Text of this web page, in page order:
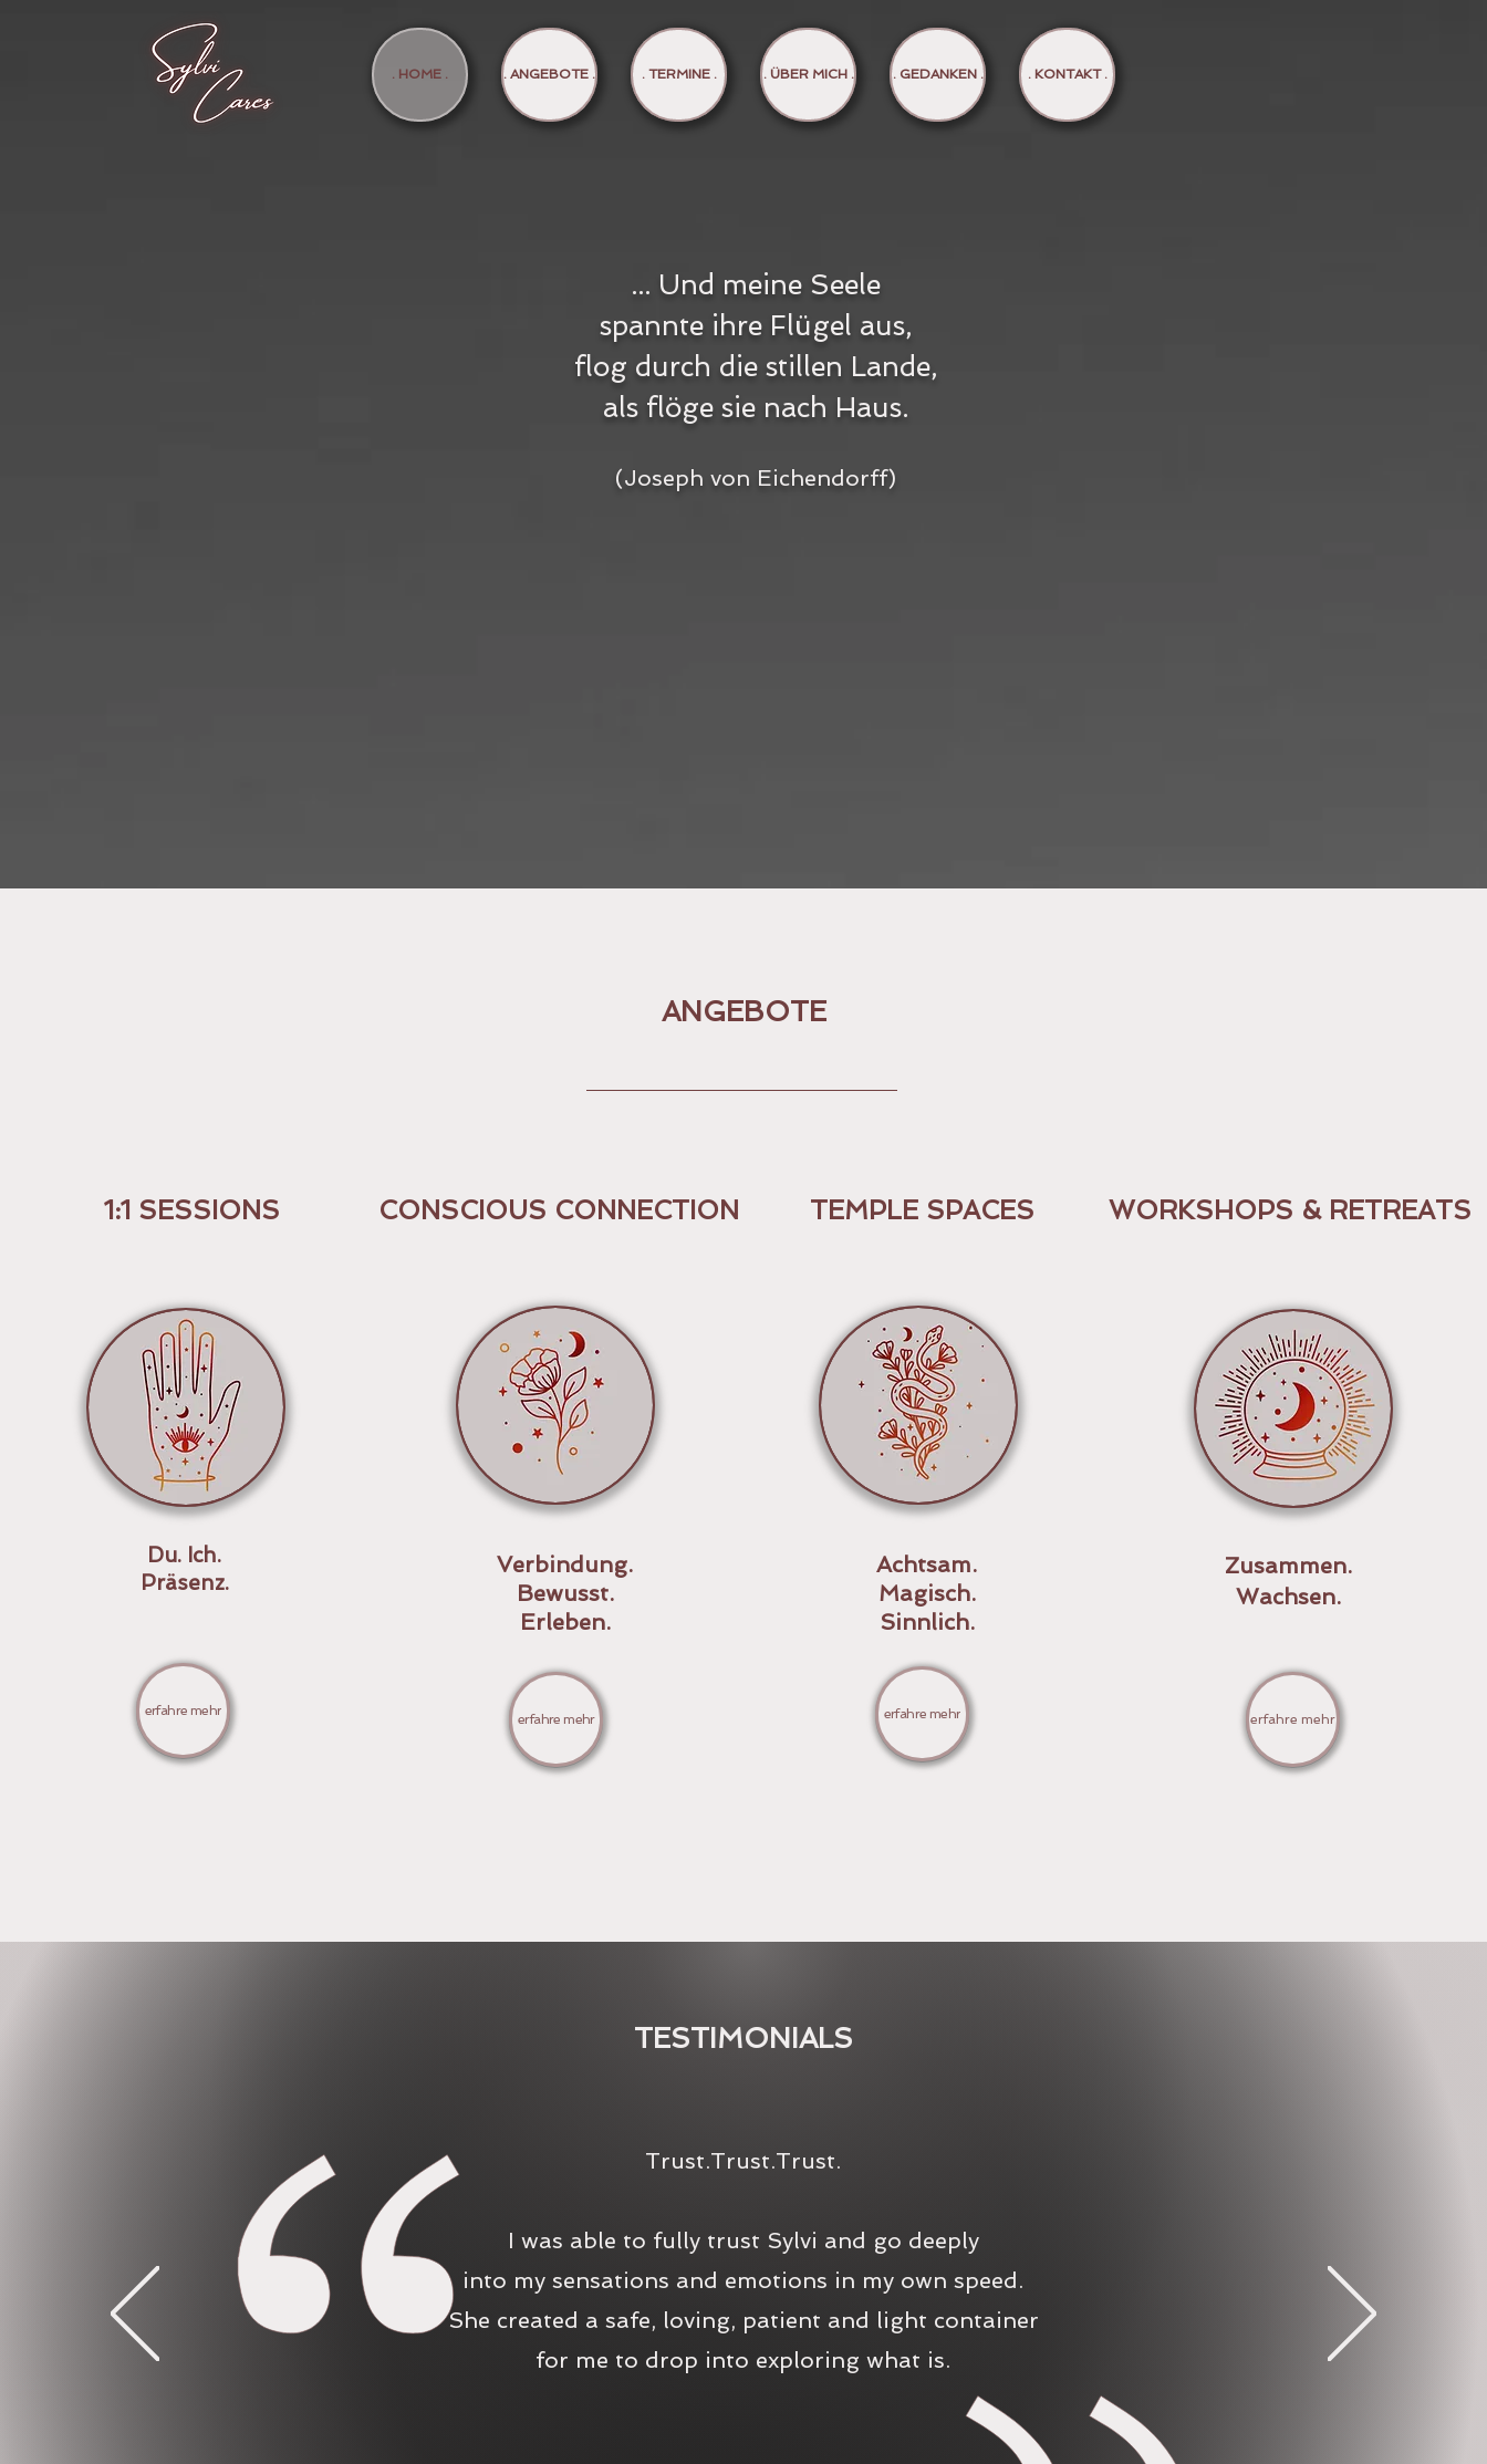
. HOME . . ANGEBOTE . . TERMINE . . ÜBER MICH . . GEDANKEN . . KONTAKT .
... Und meine Seele
spannte ihre Flügel aus,
flog durch die stillen Lande,
als flöge sie nach Haus.
(Joseph von Eichendorff)
ANGEBOTE
1:1 SESSIONS
Du. Ich.
Präsenz.
erfahre mehr
CONSCIOUS CONNECTION
Verbindung.
Bewusst.
Erleben.
erfahre mehr
TEMPLE SPACES
Achtsam.
Magisch.
Sinnlich.
erfahre mehr
WORKSHOPS & RETREATS
Zusammen.
Wachsen.
erfahre mehr
TESTIMONIALS
Trust.Trust.Trust.
I was able to fully trust Sylvi and go deeply
into my sensations and emotions in my own speed.
She created a safe, loving, patient and light container
for me to drop into exploring what is.